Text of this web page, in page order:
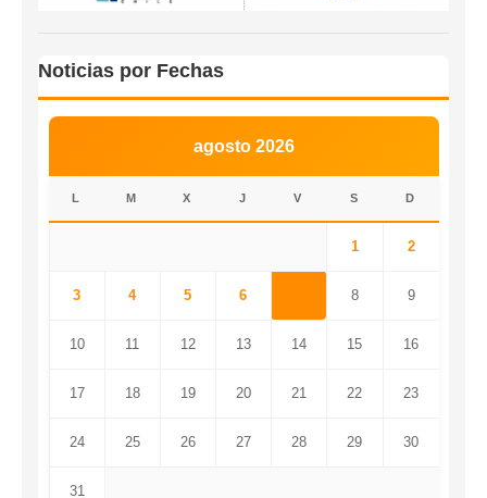
Noticias por Fechas
agosto 2026
L M X J V S D
1 2
3 4 5 6 8 9
10 11 12 13 14 15 16
17 18 19 20 21 22 23
24 25 26 27 28 29 30
31